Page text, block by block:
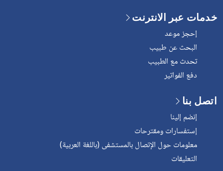
عبر الانترنت
إحجز موعد
البحث عن طبيب
تحدث مع الطبيب
دفع الفواتير
بنا
إنضم إلينا
إستفسارات ومقترحات
معلومات حول الإتصال بالمستشفى (باللغة العربية)
التعليقات